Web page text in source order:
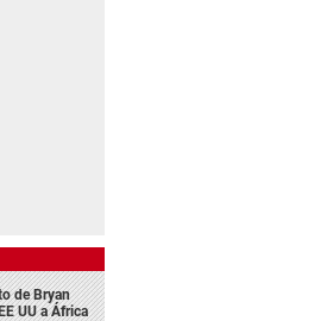
de Bryan
UU a África